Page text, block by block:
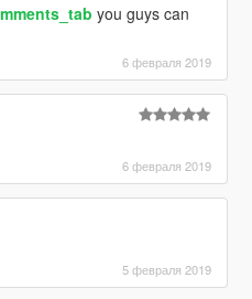
you guys can
6 февраля 2019
6 февраля 2019
5 февраля 2019